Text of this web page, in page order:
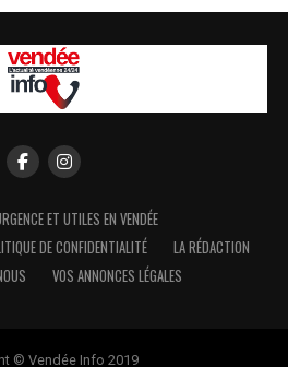
ET UTILES EN VENDÉE
DE CONFIDENTIALITÉ
LA RÉDACTION
VOS ANNONCES LÉGALES
© Vendée Info 2019